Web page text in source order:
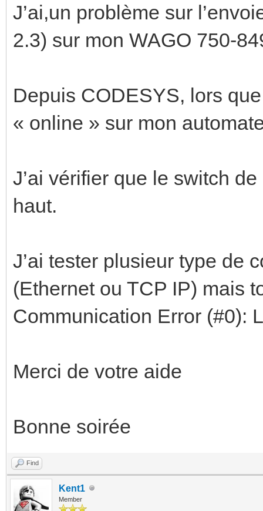
J’ai,un problème sur
2.3) sur mon WAGO 750-
Depuis CODESYS, lors
« online » sur mon
J’ai vérifier que le switch
haut.
J’ai tester plusieur type de
(Ethernet ou TCP IP) mais
Communication Error (#0):
Merci de votre aide
Bonne soirée
Find
Kent1
Member